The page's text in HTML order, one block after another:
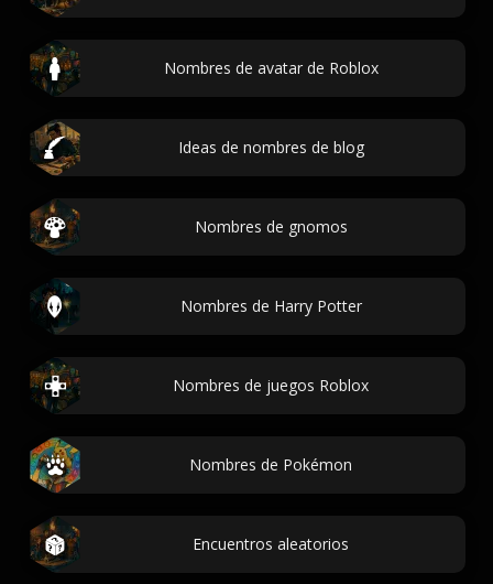
Nombres de avatar de Roblox
Ideas de nombres de blog
Nombres de gnomos
Nombres de Harry Potter
Nombres de juegos Roblox
Nombres de Pokémon
Encuentros aleatorios